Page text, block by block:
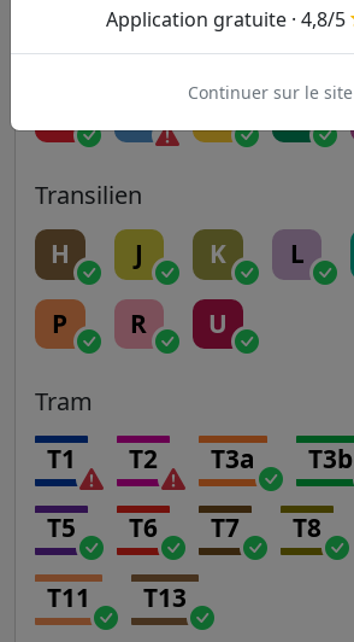
RER
Transilien
H J K L
P R U
Tram
T1 T2 T3a T3b
T5 T6 T7 T8
T11 T13
Application gratuite · 4,8/5
Continuer sur le site